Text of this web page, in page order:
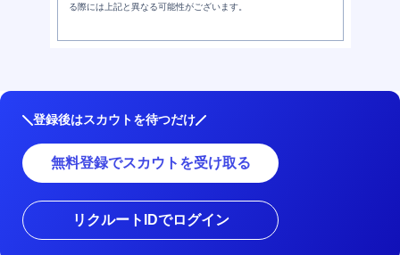
る際には上記と異なる可能性がございます。
登録後はスカウトを待つだけ
無料登録でスカウトを受け取る
リクルートIDでログイン